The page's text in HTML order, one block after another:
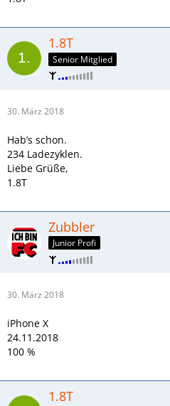
1.8T
Senior Mitglied
30. März 2018
Hab’s schon.
234 Ladezyklen.
Liebe Grüße,
1.8T
Zubbler
Junior Profi
30. März 2018
iPhone X
24.11.2018
100 %
1.8T